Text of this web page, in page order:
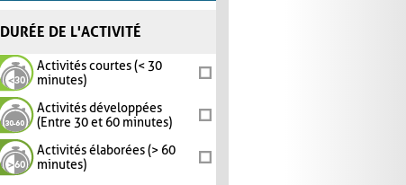
DURÉE DE L'ACTIVITÉ
Activités courtes (< 30
minutes)
Activités développées
(Entre 30 et 60 minutes)
Activités élaborées (> 60
minutes)